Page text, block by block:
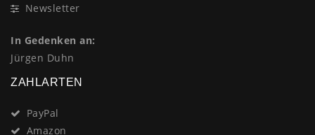
Newsletter
In Gedenken an:
Jürgen Duhn
ZAHLARTEN
PayPal
Amazon